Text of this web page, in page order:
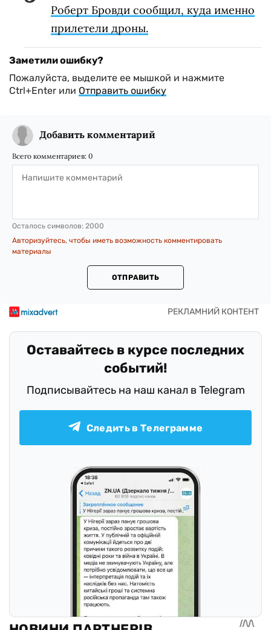
Роберт Бровди сообщил, куда именно
прилетели дроны.
Заметили ошибку?
Пожалуйста, выделите ее мышкой и нажмите
Ctrl+Enter или Отправить ошибку
Добавить комментарий
Всего комментариев: 0
Осталось символов: 2000
Авторизуйтесь, чтобы иметь возможность комментировать
материалы
ОТПРАВИТЬ
Оставайтесь в курсе последних
событий!
Подписывайтесь на наш канал в Telegram
Следить в Телеграмме